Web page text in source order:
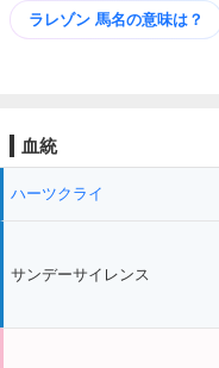
ラレゾン 馬名の意味は？
血統
ハーツクライ
サンデーサイレンス